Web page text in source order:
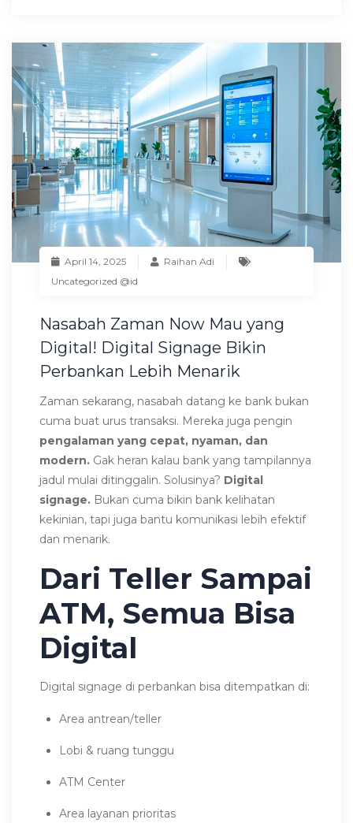
April 14, 2025
Raihan Adi
Uncategorized @id
Nasabah Zaman Now Mau yang
Digital! Digital Signage Bikin
Perbankan Lebih Menarik
Zaman sekarang, nasabah datang ke bank bukan
cuma buat urus transaksi. Mereka juga pengin
pengalaman yang cepat, nyaman, dan
modern. Gak heran kalau bank yang tampilannya
jadul mulai ditinggalin. Solusinya? Digital
signage. Bukan cuma bikin bank kelihatan
kekinian, tapi juga bantu komunikasi lebih efektif
dan menarik.
Dari Teller Sampai
ATM, Semua Bisa
Digital
Digital signage di perbankan bisa ditempatkan di:
Area antrean/teller
Lobi & ruang tunggu
ATM Center
Area layanan prioritas